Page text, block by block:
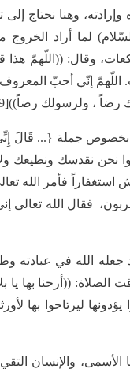
وهنا نحتاج
وقال: ((اللّهمّ هذا
إنّي أحبّ المعروف
رضاً ، ولرسولك رضاً))[19].
جملة {... قَالَ إِنِّي
نحن نقدسك ونطيعك
استغفاراً فأمر الله
فقال الله
جعله الله في عبادته
ليرتاحوا بها
الأسمى، والإنسان